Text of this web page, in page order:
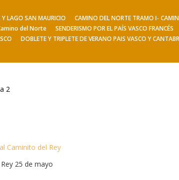
Y LAGO SAN MAURICIO
CAMINO DEL NORTE TRAMO I-
del Norte SENDERISMO POR EL PAÍS VASCO FRANCÉS
DOBLETE Y TRIPLETE DE VERANO PAIS VASCO Y
Viajes de Verano Excursiones
2
25 de mayo